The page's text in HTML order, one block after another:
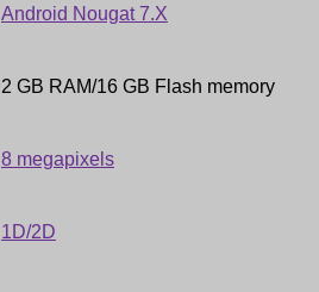
Android Nougat 7.X
2 GB RAM/16 GB Flash memory
8 megapixels
1D/2D